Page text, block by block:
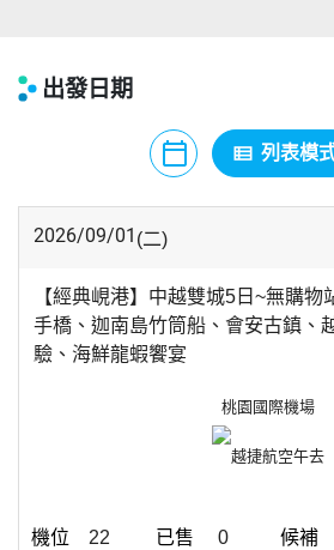
出發日期
calendar_today
月曆模式
view_list
列表模式
2026/09/01 (二)
【經典峴港】中越雙城5日~無購物
手橋、迦南島竹筒船、會安古鎮、
驗、海鮮龍蝦饗宴
桃園國際機場
越捷航空午去
22 0